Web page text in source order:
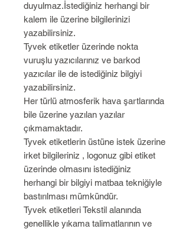
duyulmaz.İstediğiniz herhangi bir
kalem ile üzerine bilgilerinizi
yazabilirsiniz.
Tyvek etiketler üzerinde nokta
vuruşlu yazıcılarınız ve barkod
yazıcılar ile de istediğiniz bilgiyi
yazabilirsiniz.
Her türlü atmosferik hava şartlarında
bile üzerine yazılan yazılar
çıkmamaktadır.
Tyvek etiketlerin üstüne istek üzerine
irket bilgileriniz , logonuz gibi etiket
üzerinde olmasını istediğiniz
herhangi bir bilgiyi matbaa tekniğiyle
bastırılması mümkündür.
Tyvek etiketleri Tekstil alanında
genellikle yıkama talimatlarının ve